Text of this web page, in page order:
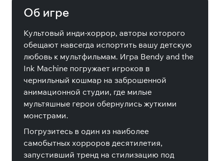
Об игре
Культовый инди-хоррор, авторы которого
обещают навсегда испортить вашу детскую
любовь к мультфильмам. Игра Bendy and the
Ink Machine погружает игроков в
чернильный кошмар на заброшенной
анимационной студии, где милые
мультяшные герои обернулись жуткими
монстрами.
Погрузитесь в один из наиболее
самобытных хорроров десятилетия,
запустивший тренд на стилизацию под